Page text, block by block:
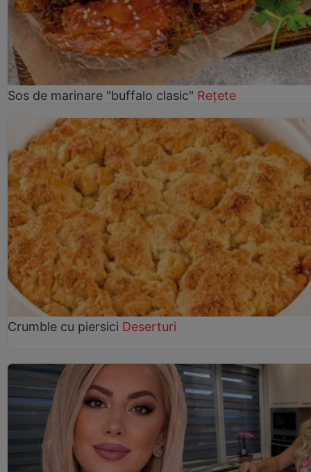
Sos de marinare "buffalo clasic" Rețete
Crumble cu piersici Deserturi